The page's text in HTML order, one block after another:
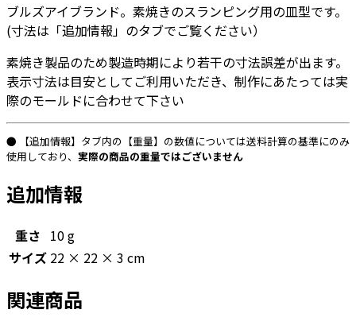
ブルズアイブランド。素焼きのスランピング用の皿型です。
(寸法は「追加情報」のタブでご覧ください）
素焼き製品のため製造時期により若干の寸法誤差が出ます。
表示寸法は目安としてご利用いただき、制作にあたっては実
際のモールドに合わせて下さい
● 【追加情報】タブ内の【重量】の数値については送料計算の基準にのみ
使用しており、 実際の商品の重量ではございません
追加情報
重さ 10 g
サイズ 22 × 22 × 3 cm
関連商品